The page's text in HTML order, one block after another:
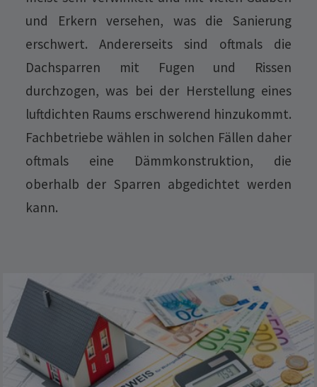
und Erkern versehen, was die Sanierung
erschwert. Andererseits sind oftmals die
Dachsparren mit Fugen und Rissen
durchzogen, was bei der Herstellung eines
luftdichten Raums erschwerend hinzukommt.
Fachbetriebe wählen in solchen Fällen daher
oftmals eine Dämmkonstruktion, die
oberhalb der Sparren abgedichtet werden
kann.